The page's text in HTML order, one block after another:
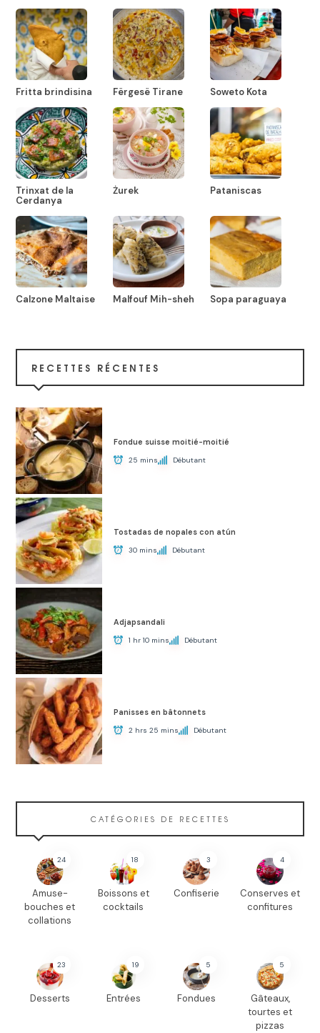
Fritta brindisina Fërgesë Tirane Soweto Kota
Trinxat de la
Cerdanya
Żurek Pataniscas
Calzone Maltaise Malfouf Mih-sheh Sopa paraguaya
RECETTES RÉCENTES
Fondue suisse moitié-moitié
25 mins Débutant
Tostadas de nopales con atún
30 mins Débutant
Adjapsandali
1 hr 10 mins Débutant
Panisses en bâtonnets
2 hrs 25 mins Débutant
CATÉGORIES DE RECETTES
24
Amuse-
bouches et
collations
18
Boissons et
cocktails
3
Confiserie
4
Conserves et
confitures
23
Desserts
19
Entrées
5
Fondues
5
Gâteaux,
tourtes et
pizzas